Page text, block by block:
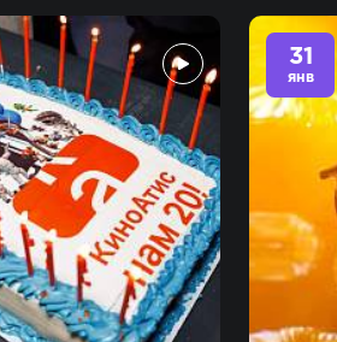
31
янв